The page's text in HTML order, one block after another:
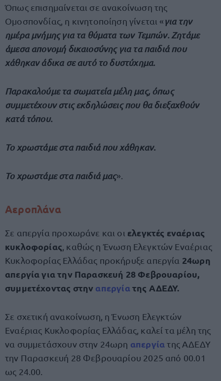
Όπως επισημαίνεται σε ανακοίνωση της
Ομοσπονδίας, η κινητοποίηση γίνεται «για την
ημέρα μνήμης για τα θύματα των Τεμπών. Ζητάμε
άμεσα απονομή δικαιοσύνης για τα παιδιά που
χάθηκαν άδικα σε αυτό το δυστύχημα.
Παρακαλούμε τα σωματεία μέλη μας, όπως
συμμετέχουν στις εκδηλώσεις που θα διεξαχθούν
κατά τόπου.
Το χρωστάμε στα παιδιά που χάθηκαν.
Το χρωστάμε στα παιδιά μας».
Αεροπλάνα
Σε απεργία προχωράνε και οι ελεγκτές εναέριας
κυκλοφορίας , καθώς η Ένωση Ελεγκτών Εναέριας
Κυκλοφορίας Ελλάδας προκήρυξε απεργία 24ωρη
απεργία για την Παρασκευή 28 Φεβρουαρίου,
συμμετέχοντας στην απεργίατης ΑΔΕΔΥ.
Σε σχετική ανακοίνωση, η Ένωση Ελεγκτών
Εναέριας Κυκλοφορίας Ελλάδας, καλεί τα μέλη της
να συμμετάσχουν στην 24ωρη απεργίατης ΑΔΕΔΥ
την Παρασκευή 28 Φεβρουαρίου 2025 από 00.01
ως 24.00.